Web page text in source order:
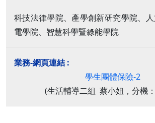
科技法律學院、產學創新研究學院、
電學院、智慧科學暨綠能學院
學生團體保險-2
(生活輔導二組 蔡小姐，分機